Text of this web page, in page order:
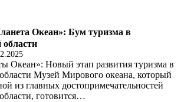
Океан»: Бум туризма в
Океан»: Новый этап развития туризма в
Музей Мирового океана, который
из главных достопримечательностей
готовится…